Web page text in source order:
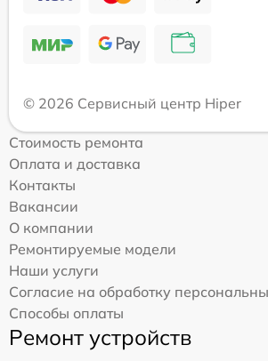
© 2026 Сервисный центр Hiper
Стоимость ремонта
Оплата и доставка
Контакты
Вакансии
О компании
Ремонтируемые модели
Наши услуги
Согласие на обработку
Способы оплаты
Ремонт устройств